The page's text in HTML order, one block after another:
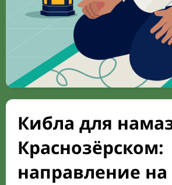
Кибла для
Краснозёрском:
направление на